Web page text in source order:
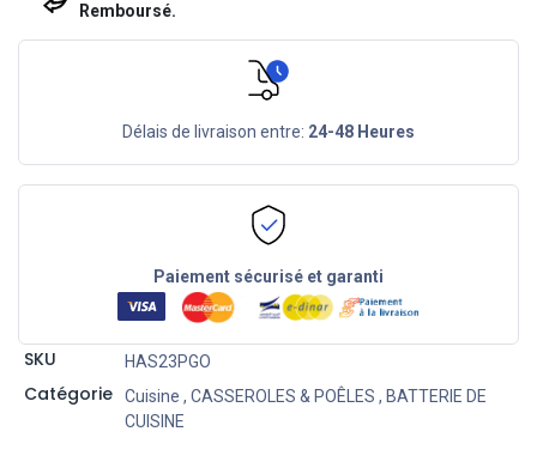
Remboursé.
Délais de livraison entre: 24-48 Heures
Paiement sécurisé et garanti
SKU HAS23PGO
Catégorie Cuisine , CASSEROLES & POÊLES , BATTERIE DE
CUISINE